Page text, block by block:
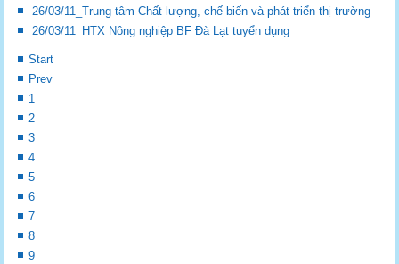
26/03/11_Trung tâm Chất lượng, chế biến và phát triển thị trường
26/03/11_HTX Nông nghiệp BF Đà Lạt tuyển dụng
Start
Prev
1
2
3
4
5
6
7
8
9